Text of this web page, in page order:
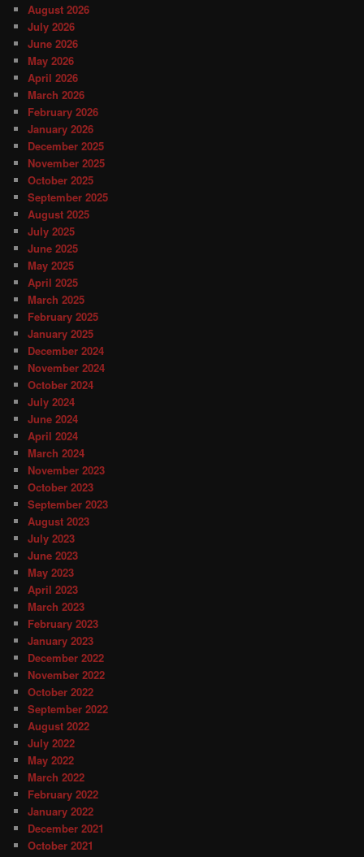
August 2026
July 2026
June 2026
May 2026
April 2026
March 2026
February 2026
January 2026
December 2025
November 2025
October 2025
September 2025
August 2025
July 2025
June 2025
May 2025
April 2025
March 2025
February 2025
January 2025
December 2024
November 2024
October 2024
July 2024
June 2024
April 2024
March 2024
November 2023
October 2023
September 2023
August 2023
July 2023
June 2023
May 2023
April 2023
March 2023
February 2023
January 2023
December 2022
November 2022
October 2022
September 2022
August 2022
July 2022
May 2022
March 2022
February 2022
January 2022
December 2021
October 2021